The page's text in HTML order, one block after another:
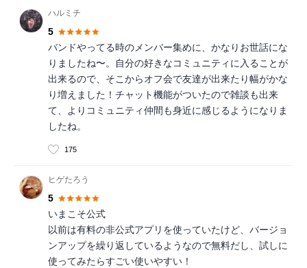
ハルミチ
5
バンドやってる時のメンバー集めに、かなりお世話にな
りましたね〜。自分の好きなコミュニティに入ることが
出来るので、そこからオフ会で友達が出来たり幅がかな
り増えました！チャット機能がついたので雑談も出来
て、よりコミュニティ仲間も身近に感じるようになりま
したね。
175
ヒゲたろう
5
いまこそ公式
以前は有料の非公式アプリを使っていたけど、バージョ
ンアップを繰り返しているようなので無料だし、試しに
使ってみたらすごい使いやすい！